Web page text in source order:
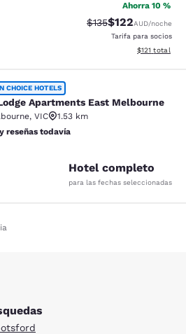
Ahorra 10 %
Precio tachado:
$135Precio con
$122AUD/noche
Tarifa para socios
Ver detalles
$121 total
Apartments East
CHOICE HOTELS
Apartments East Melbourne
, VIC
1.53 km
todavía
reseñas todavía
Hotel completo
para las fechas seleccionadas